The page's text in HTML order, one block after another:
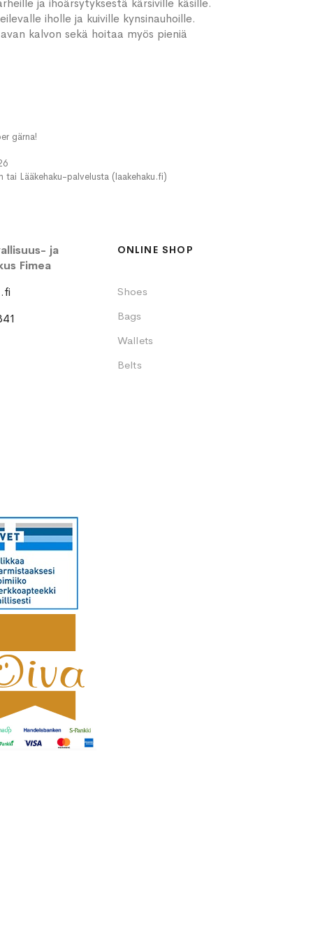
ja ihoärsytyksestä kärsiville käsille.
iholle ja kuiville kynsinauhoille.
kalvon sekä hoitaa myös pieniä
gärna!
Lääkehaku-palvelusta (laakehaku.fi)
ja
Fimea
ONLINE SHOP
Shoes
Bags
Wallets
Belts